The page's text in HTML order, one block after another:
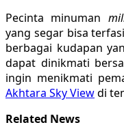
Pecinta minuman
yang segar bisa
berbagai kudapan
dapat dinikmati
ingin menikmati
Akhtara Sky Viewdi
Related News